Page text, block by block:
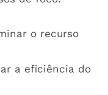
o recurso
a eficiência do